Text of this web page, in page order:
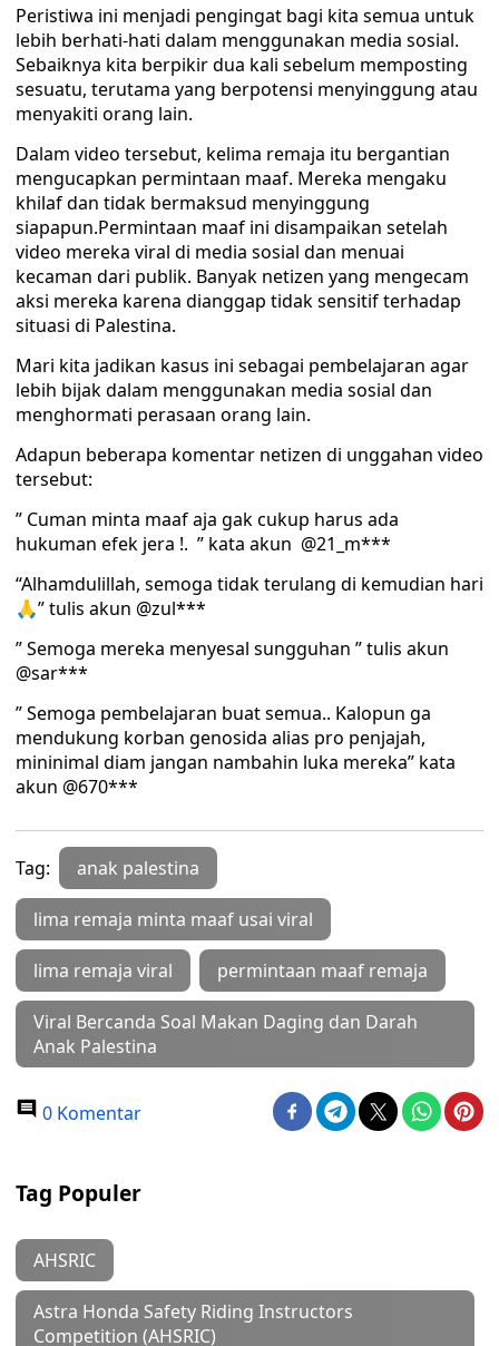
Peristiwa ini menjadi pengingat bagi kita semua untuk
lebih berhati-hati dalam menggunakan media sosial.
Sebaiknya kita berpikir dua kali sebelum memposting
sesuatu, terutama yang berpotensi menyinggung atau
menyakiti orang lain.
Dalam video tersebut, kelima remaja itu bergantian
mengucapkan permintaan maaf. Mereka mengaku
khilaf dan tidak bermaksud menyinggung
siapapun.Permintaan maaf ini disampaikan setelah
video mereka viral di media sosial dan menuai
kecaman dari publik. Banyak netizen yang mengecam
aksi mereka karena dianggap tidak sensitif terhadap
situasi di Palestina.
Mari kita jadikan kasus ini sebagai pembelajaran agar
lebih bijak dalam menggunakan media sosial dan
menghormati perasaan orang lain.
Adapun beberapa komentar netizen di unggahan video
tersebut:
” Cuman minta maaf aja gak cukup harus ada
hukuman efek jera !. ” kata akun @21_m***
“Alhamdulillah, semoga tidak terulang di kemudian hari
🙏” tulis akun @zul***
” Semoga mereka menyesal sungguhan ” tulis akun
@sar***
” Semoga pembelajaran buat semua.. Kalopun ga
mendukung korban genosida alias pro penjajah,
mininimal diam jangan nambahin luka mereka” kata
akun @670***
Tag: anak palestina
lima remaja minta maaf usai viral
lima remaja viral permintaan maaf remaja
Viral Bercanda Soal Makan Daging dan Darah
Anak Palestina
0 Komentar
Tag Populer
AHSRIC
Astra Honda Safety Riding Instructors
Competition (AHSRIC)